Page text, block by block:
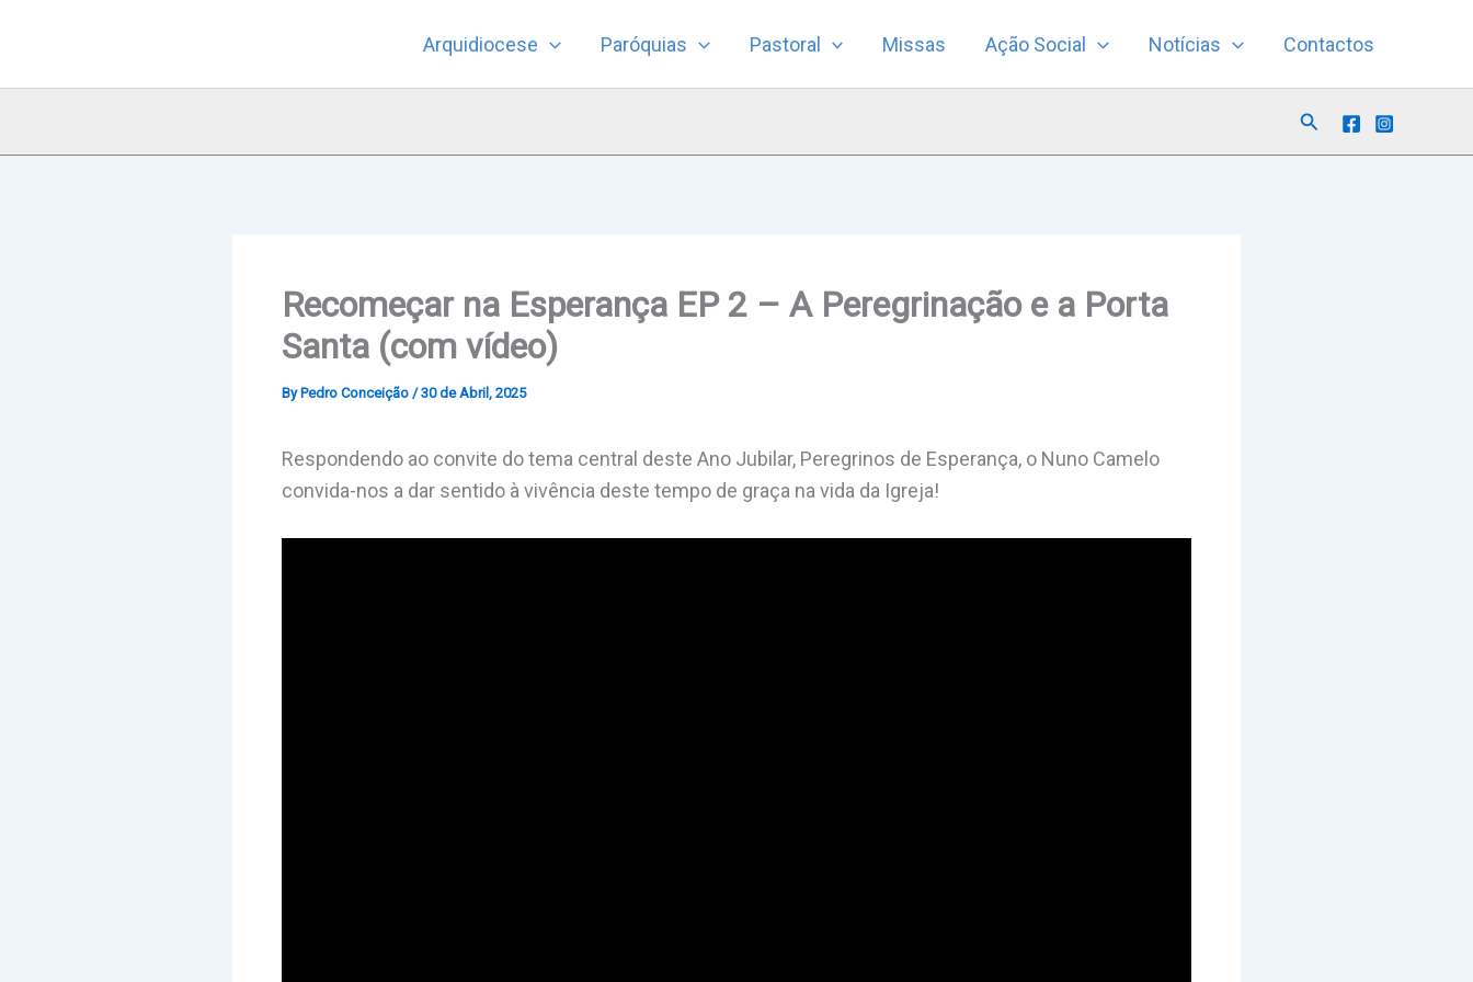
Arquidiocese Paróquias Pastoral Missas Ação Social Notícias Contactos
Search
Recomeçar na Esperança EP 2 – A Peregrinação e a Porta
Santa (com vídeo)
By Pedro Conceição /30 de Abril, 2025
Respondendo ao convite do tema central deste Ano Jubilar, Peregrinos de Esperança, o Nuno Camelo
convida-nos a dar sentido à vivência deste tempo de graça na vida da Igreja!